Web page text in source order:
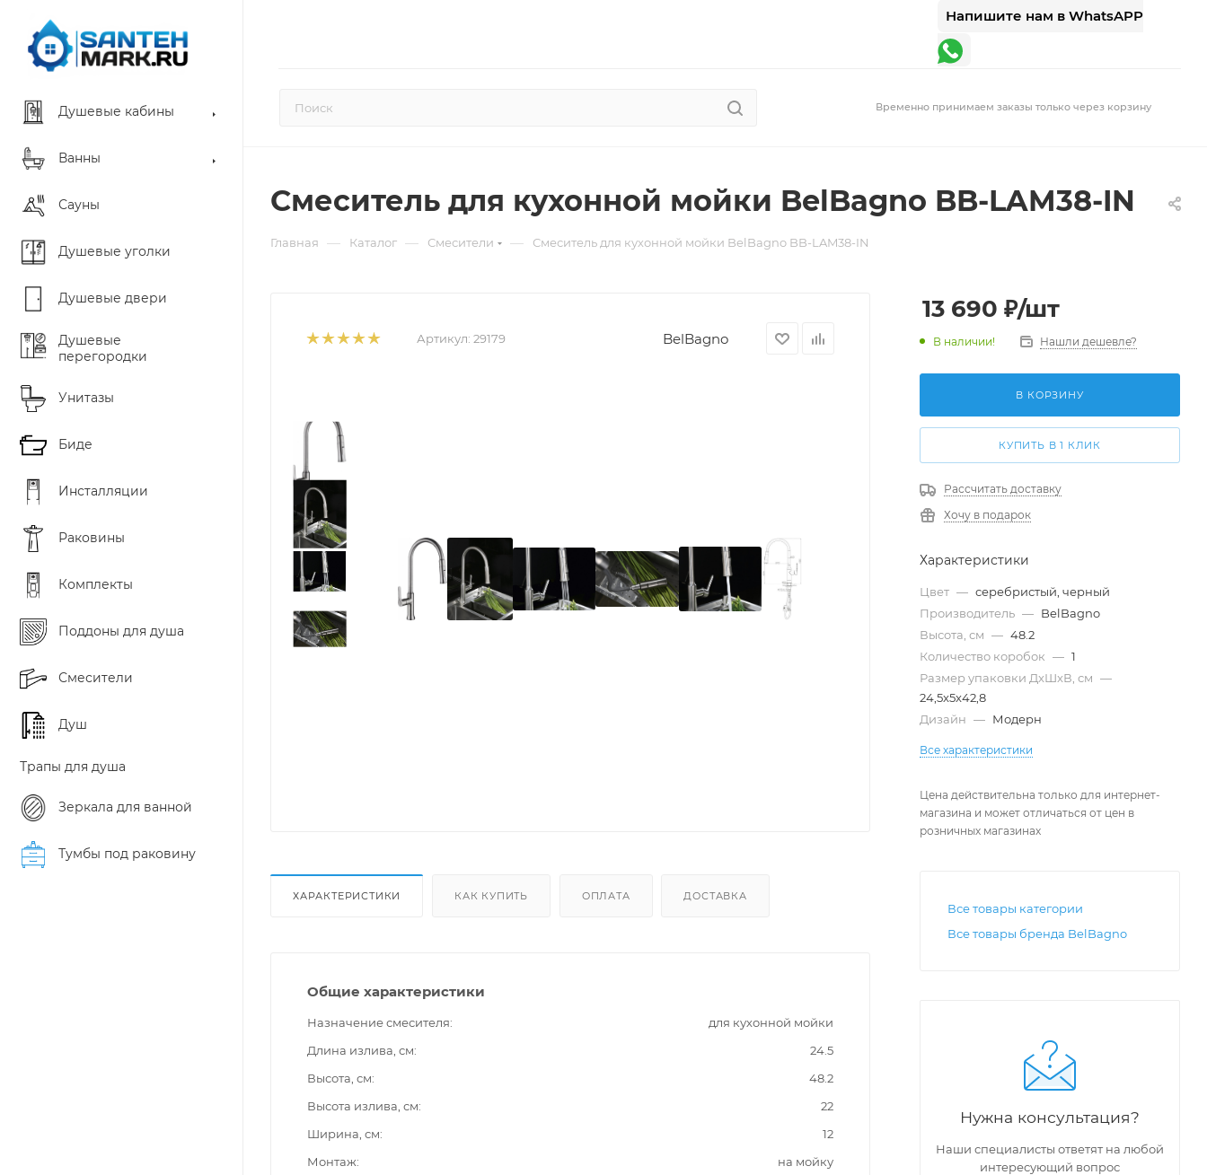
Напишите нам в WhatsAPP
Временно принимаем заказы только через корзину
Душевые кабины
Ванны
Сауны
Душевые уголки
Душевые двери
Душевые
перегородки
Унитазы
Биде
Инсталляции
Раковины
Комплекты
Поддоны для душа
Смесители
Душ
Трапы для душа
Зеркала для ванной
Тумбы под раковину
Смеситель для кухонной мойки BelBagno BB-LAM38-IN
Главная — Каталог — Смесители — Смеситель для кухонной мойки BelBagno BB-LAM38-IN
Артикул: 29179 BelBagno
ХАРАКТЕРИСТИКИ КАК КУПИТЬ ОПЛАТА ДОСТАВКА
Общие характеристики
Назначение смесителя
для кухонной мойки
Длина излива, см
24.5
Высота, см
48.2
Высота излива, см
22
Ширина, см
12
Монтаж
на мойку
13 690 ₽/шт
В наличии! Нашли дешевле?
В КОРЗИНУ
КУПИТЬ В 1 КЛИК
Рассчитать доставку
Хочу в подарок
Характеристики
Цвет — серебристый, черный
Производитель — BelBagno
Высота, см — 48.2
Количество коробок — 1
Размер упаковки ДxШxВ, см —
24,5x5x42,8
Дизайн — Модерн
Все характеристики
Цена действительна только для интернет-
магазина и может отличаться от цен в
розничных магазинах
Все товары категории
Все товары бренда BelBagno
Нужна консультация?
Наши специалисты ответят на любой
интересующий вопрос